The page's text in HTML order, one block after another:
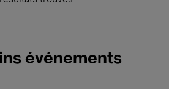
événements